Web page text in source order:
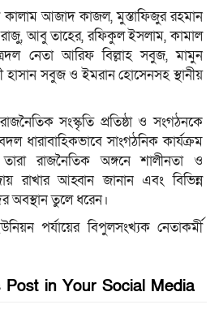
আজাদ কাজল, মুস্তাফিজুর রহমান
আবু তাহের, রফিকুল ইসলাম, কামাল
নেতা আরিফ বিল্লাহ সবুজ, মামুন
সবুজ ও ইমরান হোসেনসহ স্থানীয়
সংস্কৃতি প্রতিষ্ঠা ও সংগঠনকে
ধারাবাহিকভাবে সাংগঠনিক কার্যক্রম
রাজনৈতিক অঙ্গনে শালীনতা ও
রাখার আহ্বান জানান এবং বিভিন্ন
অবস্থান তুলে ধরেন।
পর্যায়ের বিপুলসংখ্যক নেতাকর্মী
Post in Your Social Media